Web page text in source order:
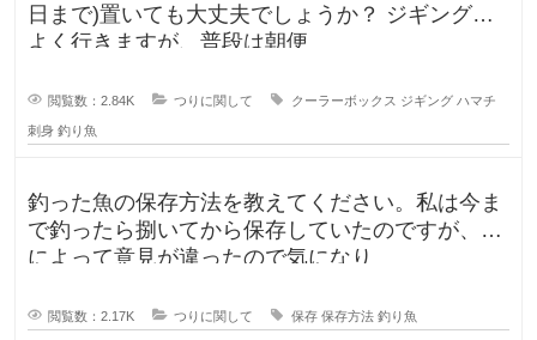
日まで)置いても大丈夫でしょうか？ ジギングに
よく行きますが、普段は朝便
閲覧数：2.84K つりに関して クーラーボックス ジギング ハマチ
刺身 釣り魚
釣った魚の保存方法を教えてください。私は今ま
で釣ったら捌いてから保存していたのですが、人
によって意見が違ったので気になり
閲覧数：2.17K つりに関して 保存 保存方法 釣り魚